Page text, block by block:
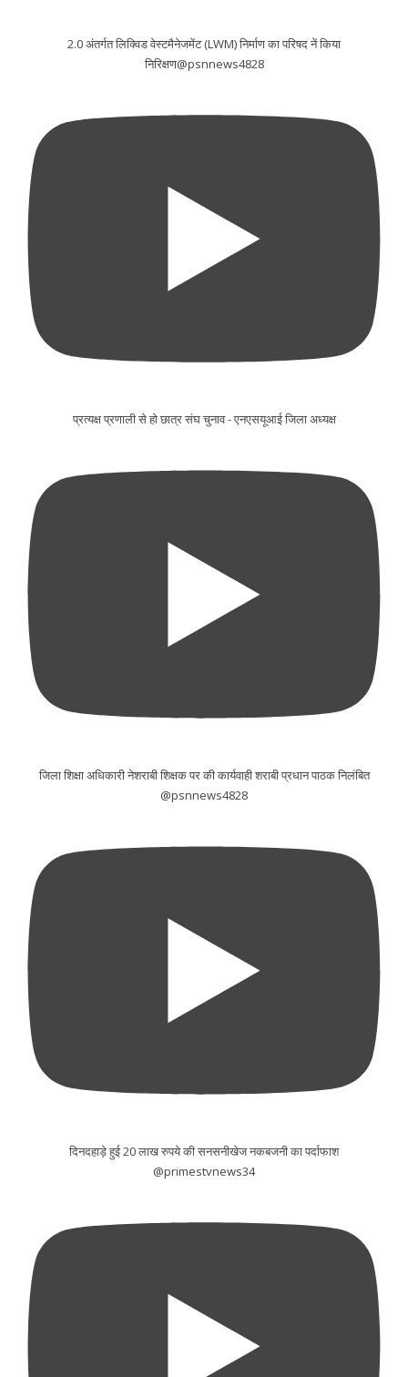
2.0 अंतर्गत लिक्विड वेस्टमैनेजमेंट (LWM) निर्माण का परिषद नें किया
निरिक्षण@psnnews4828
प्रत्यक्ष प्रणाली से हो छात्र संघ चुनाव - एनएसयूआई जिला अध्यक्ष
जिला शिक्षा अधिकारी नेशराबी शिक्षक पर की कार्यवाही शराबी प्रधान पाठक निलंबित
@psnnews4828
दिनदहाड़े हुई 20 लाख रुपये की सनसनीखेज नकबजनी का पर्दाफाश
@primestvnews34